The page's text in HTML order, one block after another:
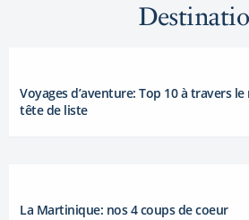
Voyages d’aventure: Top 10 à travers
tête de liste
La Martinique: nos 4 coups de coeur